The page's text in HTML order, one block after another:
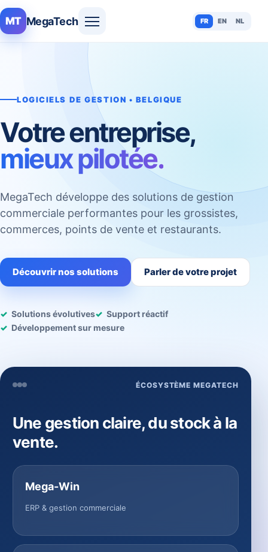
MT MegaTech FR EN NL
LOGICIELS DE GESTION • BELGIQUE
Votre entreprise,
mieux pilotée.
MegaTech développe des solutions de gestion
commerciale performantes pour les grossistes,
commerces, points de vente et restaurants.
Découvrir nos solutions Parler de votre projet
Solutions évolutives
Support réactif
Développement sur mesure
ÉCOSYSTÈME MEGATECH
Une gestion claire, du stock à la
vente.
Mega-Win
ERP & gestion commerciale